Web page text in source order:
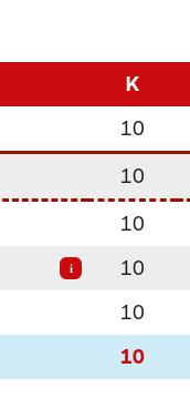
K
10
10
10
i 10
10
10